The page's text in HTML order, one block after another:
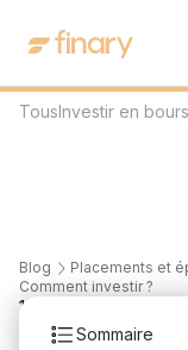
TousInvestir en
Blog Placements et
Comment investir ?
Sommaire
12